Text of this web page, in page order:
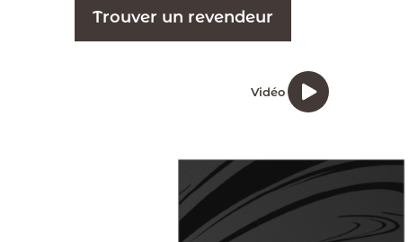
Trouver un revendeur
Vidéo